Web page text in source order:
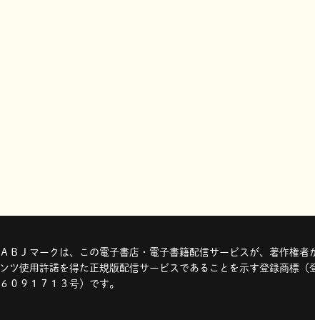
ＡＢＪマークは、この電子書店・電子書籍配信サービスが、著作権者
ンツ使用許諾を得た正規版配信サービスであることを示す登録商標（
６０９１７１３号）です。